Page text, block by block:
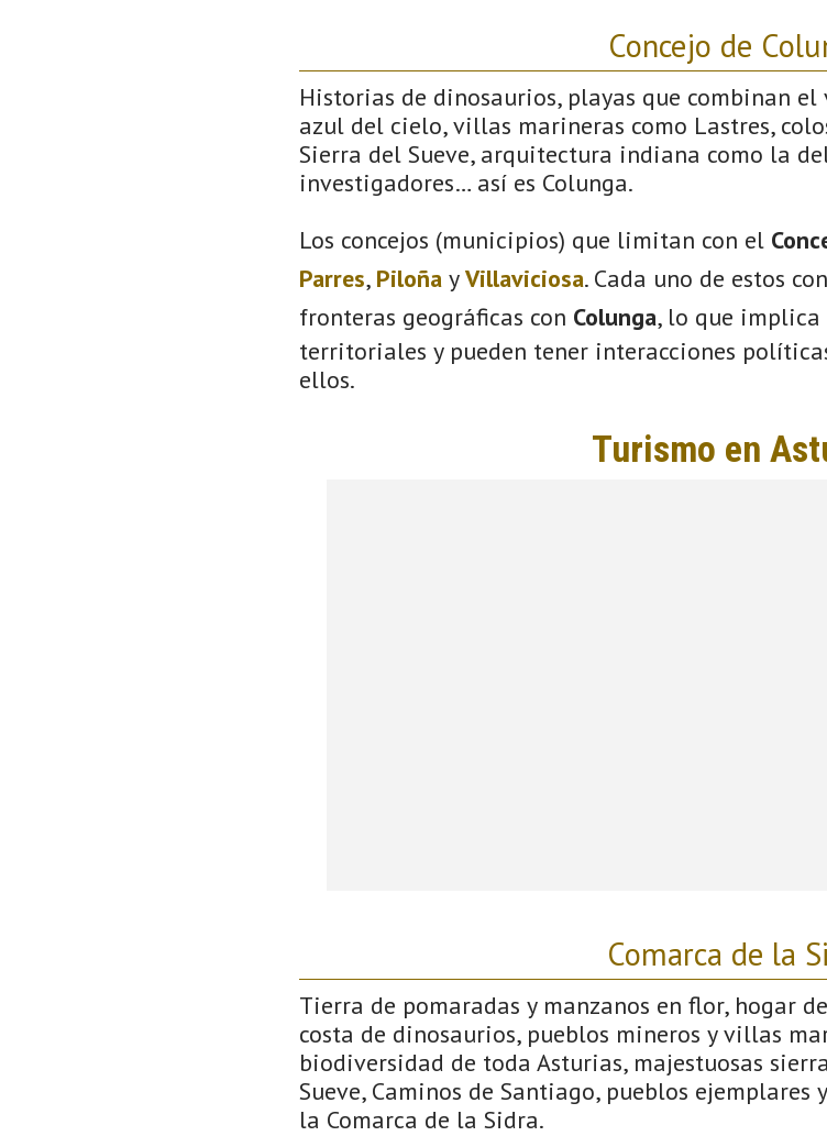
Concejo de
Historias de dinosaurios, playas que combinan
azul del cielo, villas marineras como Lastres,
Sierra del Sueve, arquitectura indiana como la
investigadores… así es Colunga.
Los concejos (municipios) que limitan con el
Parres, Piloña yVillaviciosa. Cada uno de estos
fronteras geográficas con Colunga, lo que
territoriales y pueden tener interacciones
ellos.
Comarca de la
Tierra de pomaradas y manzanos en flor, hogar
costa de dinosaurios, pueblos mineros y villas
biodiversidad de toda Asturias, majestuosas
Sueve, Caminos de Santiago, pueblos
la Comarca de la Sidra.